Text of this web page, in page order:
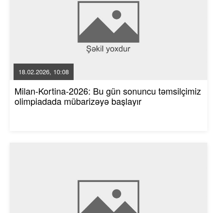
18.02.2026, 10:08
Milan-Kortina-2026: Bu gün sonuncu təmsilçimiz
olimpiadada mübarizəyə başlayır